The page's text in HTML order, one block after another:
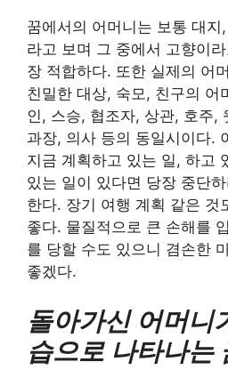
꿈에서의 어머니는 보통 대지
라고 보며 그 중에서 고향이
장 적합하다. 또한 실제의 어
친밀한 대상, 숙모, 친구의 어
인, 스승, 협조자, 상관, 호주,
과장, 의사 등의 동일시이다.
지금 계획하고 있는 일, 하고
있는 일이 있다면 당장 중단
한다. 장기 여행 계획 같은 것
좋다. 물질적으로 큰 손해를
를 당할 수도 있으니 겸손한
좋겠다.
돌아가신 어머니
습으로 나타나는